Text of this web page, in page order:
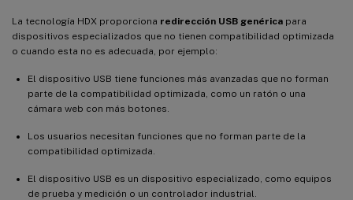
La tecnología HDX proporciona redirección USB genérica para
dispositivos especializados que no tienen compatibilidad optimizada
o cuando esta no es adecuada, por ejemplo:
El dispositivo USB tiene funciones más avanzadas que no forman
parte de la compatibilidad optimizada, como un ratón o una
cámara web con más botones.
Los usuarios necesitan funciones que no forman parte de la
compatibilidad optimizada.
El dispositivo USB es un dispositivo especializado, como equipos
de prueba y medición o un controlador industrial.